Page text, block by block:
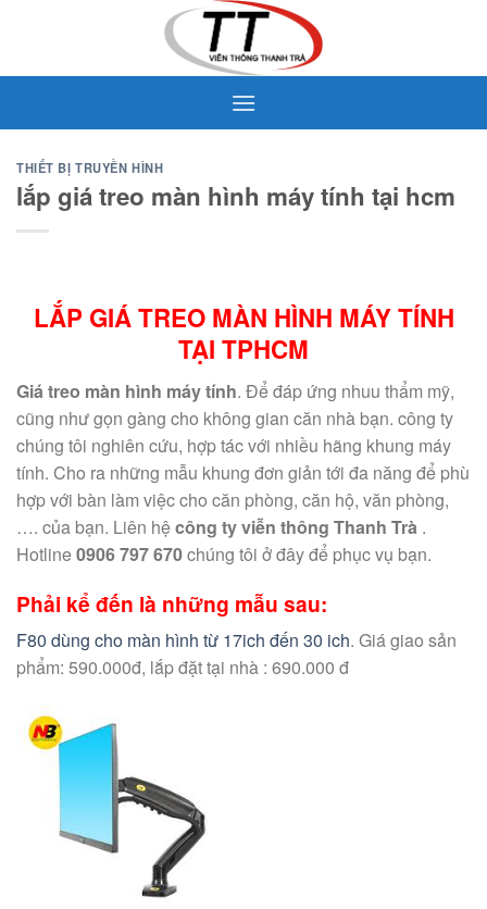
THIẾT BỊ TRUYỀN HÌNH
lắp giá treo màn hình máy tính tại hcm
LẮP GIÁ TREO MÀN HÌNH MÁY TÍNH
TẠI TPHCM
Giá treo màn hình máy tính. Để đáp ứng nhuu thẩm mỹ,
cũng như gọn gàng cho không gian căn nhà bạn. công ty
chúng tôi nghiên cứu, hợp tác với nhiều hãng khung máy
tính. Cho ra những mẫu khung đơn giản tới đa năng để phù
hợp với bàn làm việc cho căn phòng, căn hộ, văn phòng,
…. của bạn. Liên hệcông ty viễn thông Thanh Trà .
Hotline0906 797 670chúng tôi ở đây để phục vụ bạn.
Phải kể đến là những mẫu sau:
F80 dùng cho màn hình từ 17ich đến 30 ich. Giá giao sản
phẩm: 590.000đ, lắp đặt tại nhà : 690.000 đ